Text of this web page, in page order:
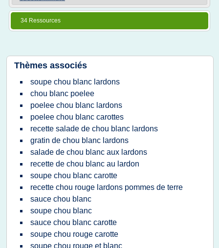
34 Ressources
Thèmes associés
soupe chou blanc lardons
chou blanc poelee
poelee chou blanc lardons
poelee chou blanc carottes
recette salade de chou blanc lardons
gratin de chou blanc lardons
salade de chou blanc aux lardons
recette de chou blanc au lardon
soupe chou blanc carotte
recette chou rouge lardons pommes de terre
sauce chou blanc
soupe chou blanc
sauce chou blanc carotte
soupe chou rouge carotte
soupe chou rouge et blanc